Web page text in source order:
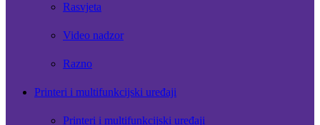
Rasvjeta
Video nadzor
Razno
Printeri i multifunkcijski uređaji
Printeri i multifunkcijski uređaji